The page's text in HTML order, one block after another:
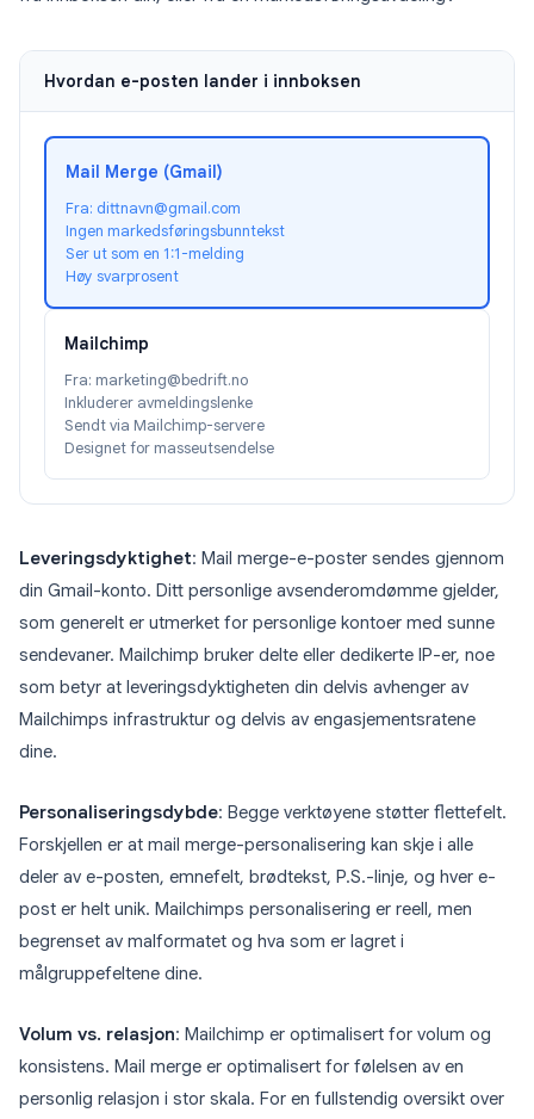
Hvordan e-posten lander i innboksen
Mail Merge (Gmail)
Fra: dittnavn@gmail.com
Ingen markedsføringsbunntekst
Ser ut som en 1:1-melding
Høy svarprosent
Mailchimp
Fra: marketing@bedrift.no
Inkluderer avmeldingslenke
Sendt via Mailchimp-servere
Designet for masseutsendelse
Leveringsdyktighet: Mail merge-e-poster sendes gjennom
din Gmail-konto. Ditt personlige avsenderomdømme gjelder,
som generelt er utmerket for personlige kontoer med sunne
sendevaner. Mailchimp bruker delte eller dedikerte IP-er, noe
som betyr at leveringsdyktigheten din delvis avhenger av
Mailchimps infrastruktur og delvis av engasjementsratene
dine.
Personaliseringsdybde: Begge verktøyene støtter flettefelt.
Forskjellen er at mail merge-personalisering kan skje i alle
deler av e-posten, emnefelt, brødtekst, P.S.-linje, og hver e-
post er helt unik. Mailchimps personalisering er reell, men
begrenset av malformatet og hva som er lagret i
målgruppefeltene dine.
Volum vs. relasjon: Mailchimp er optimalisert for volum og
konsistens. Mail merge er optimalisert for følelsen av en
personlig relasjon i stor skala. For en fullstendig oversikt over